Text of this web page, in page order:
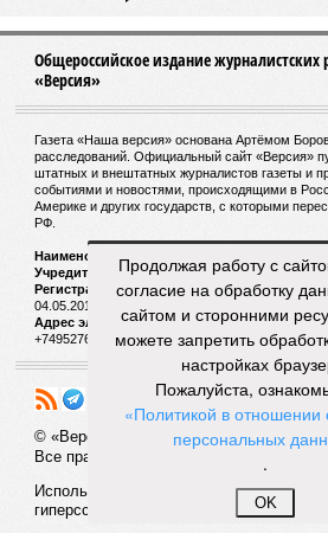
Общероссийское издание журналистских
«Версия»
Газета «Наша версия» основана Артёмом
расследований. Официальный сайт «Версия»
штатных и внештатных журналистов газеты и
событиями и новостями, происходящими в
Америке и других государств, с которыми
РФ.
Наименование:
Учредитель:
ООО «Версия»,Главный
Регистрационный номер Роскомнадзора:ЭЛ
04.05.2018 г.
Адрес электронной почты и телефон
+74952760348
© «Версия»
Все права защищены
Использование материалов «Версии»
гиперссылки запрещено
Продолжая работу с
согласие на обработку
сайтом и сторонними
можете запретить
настройках
Пожалуйста,
«Политикой в отношении
персональных
.
OK